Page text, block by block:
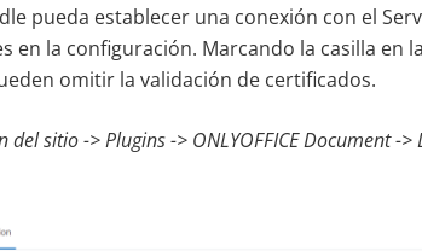
pueda establecer una conexión con el
en la configuración. Marcando la casilla en
omitir la validación de certificados.
sitio -> Plugins -> ONLYOFFICE Document -